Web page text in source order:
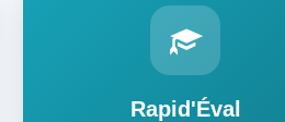
Rapid'Éval